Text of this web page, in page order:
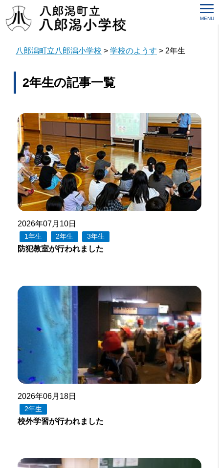
MENU
八郎潟町立八郎潟小学校 > 学校のようす > 2年生
2年生の記事一覧
2026年07月10日
1年生 2年生 3年生
防犯教室が行われました
2026年06月18日
2年生
校外学習が行われました